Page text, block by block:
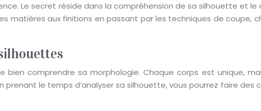
Le secret réside dans la compréhension de sa silhouette et le
matières aux finitions en passant par les techniques de coupe,
comprendre sa morphologie. Chaque corps est unique,
le temps d’analyser sa silhouette, vous pourrez faire des